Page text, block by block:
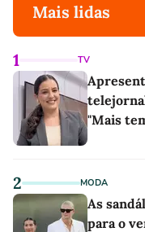
Mais lidas
1 TV
"Mais
2 MODA
As
para o